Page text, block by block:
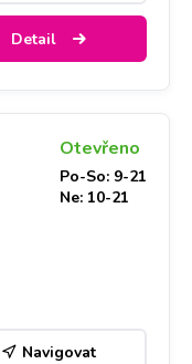
Detail
Otevřeno
Po-So: 9-21
Ne: 10-21
Navigovat